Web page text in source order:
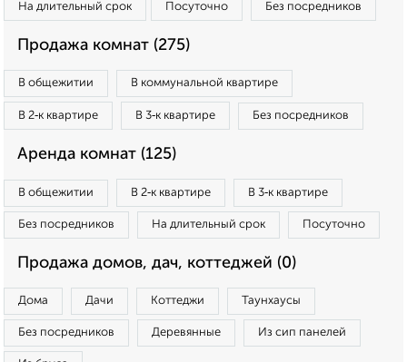
На длительный срок Посуточно Без посредников
Продажа комнат (275)
В общежитии В коммунальной квартире
В 2‑к квартире В 3‑к квартире Без посредников
Аренда комнат (125)
В общежитии В 2‑к квартире В 3‑к квартире
Без посредников На длительный срок Посуточно
Продажа домов, дач, коттеджей (0)
Дома Дачи Коттеджи Таунхаусы
Без посредников Деревянные Из сип панелей